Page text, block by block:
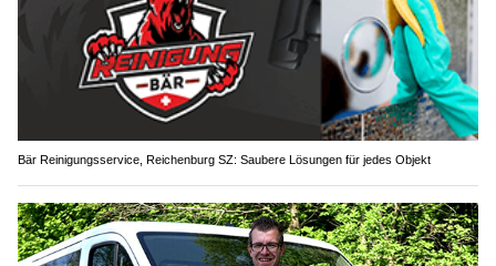
Bär Reinigungsservice, Reichenburg SZ: Saubere Lösungen für jedes Objekt